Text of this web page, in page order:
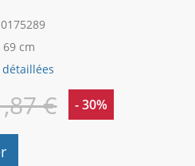
69 cm
€ - 30%